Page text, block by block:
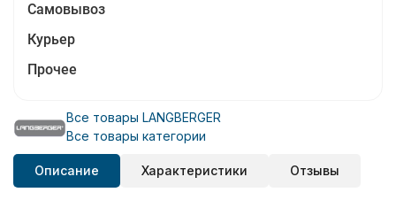
Самовывоз
Курьер
Прочее
Все товары LANGBERGER
Все товары категории
Описание Характеристики Отзывы